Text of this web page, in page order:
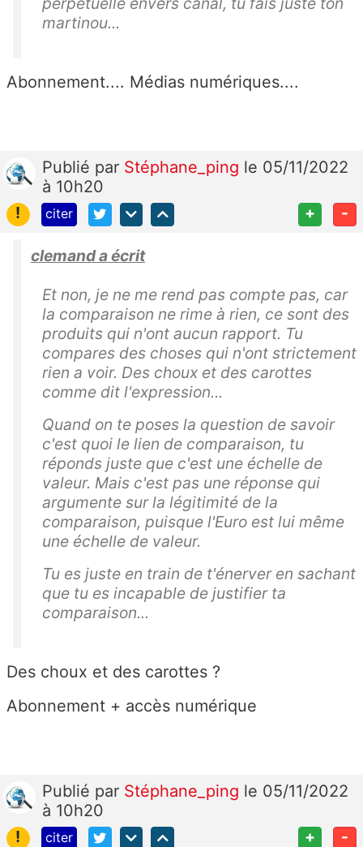
martinou...
Abonnement.... Médias numériques....
Publié par Stéphane_ping le 05/11/2022
à 10h20
!
citer + -
clemand a écrit
Et non, je ne me rend pas compte pas, car
la comparaison ne rime à rien, ce sont des
produits qui n'ont aucun rapport. Tu
compares des choses qui n'ont strictement
rien a voir. Des choux et des carottes
comme dit l'expression...
Quand on te poses la question de savoir
c'est quoi le lien de comparaison, tu
réponds juste que c'est une échelle de
valeur. Mais c'est pas une réponse qui
argumente sur la légitimité de la
comparaison, puisque l'Euro est lui même
une échelle de valeur.
Tu es juste en train de t'énerver en sachant
que tu es incapable de justifier ta
comparaison...
Des choux et des carottes ?
Abonnement + accès numérique
Publié par Stéphane_ping le 05/11/2022
à 10h20
!
citer + -